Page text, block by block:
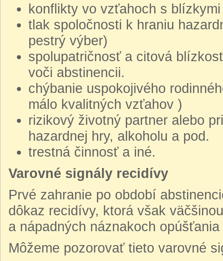
konflikty vo vzťahoch s
tlak spoločnosti k hraniu
pestrý výber)
spolupatričnosť a citová
voči abstinencii.
chýbanie uspokojivého
málo kvalitných vzťahov )
rizikový životný partner alebo
hazardnej hry, alkoholu a pod.
trestná činnosť a iné.
Varovné signály recidívy
Prvé zahranie po období
dôkaz recidívy, ktorá však
a nápadných náznakoch
Môžeme pozorovať tieto varovné